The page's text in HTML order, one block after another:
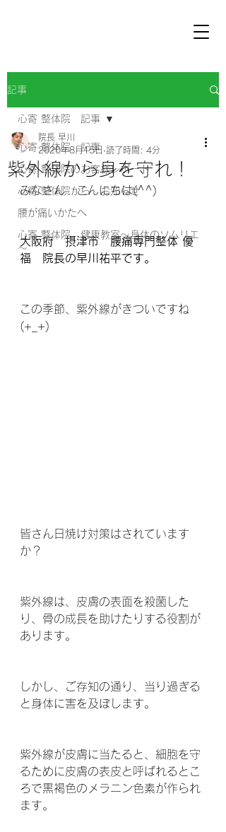
記事
心寄 整体院 記事
心寄 整体院のお客様レポート
心寄 整体院から お知らせ
腰が痛いかたへ
心寄 整体院 健康教室～身体のソムリエ
～
心寄 整体院 記事
紫外線から身を守れ！
院長 早川
2020年8月15日 読了時間: 4分
みなさん　こんにちは(^^)
大阪府　摂津市　腰痛専門整体 優
福　院長の早川祐平です。
この季節、紫外線がきついですね
(+_+)
皆さん日焼け対策はされています
か？
紫外線は、皮膚の表面を殺菌した
り、骨の成長を助けたりする役割が
あります。
しかし、ご存知の通り、当り過ぎる
と身体に害を及ぼします。
紫外線が皮膚に当たると、細胞を守
るために皮膚の表皮と呼ばれるとこ
ろで黒褐色のメラニン色素が作られ
ます。